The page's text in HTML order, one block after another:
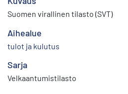
Suomen virallinen tilasto (SVT)
Aihealue
tulot ja kulutus
Sarja
Velkaantumistilasto